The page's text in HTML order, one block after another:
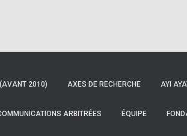
2010) AXES DE RECHERCHE AYI
ARBITRÉES ÉQUIPE